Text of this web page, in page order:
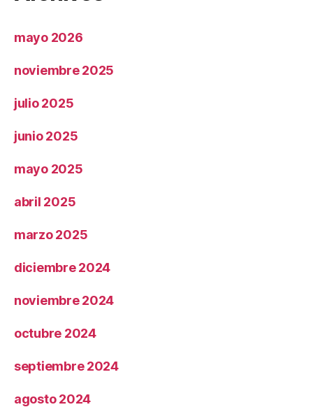
mayo 2026
noviembre 2025
julio 2025
junio 2025
mayo 2025
abril 2025
marzo 2025
diciembre 2024
noviembre 2024
octubre 2024
septiembre 2024
agosto 2024